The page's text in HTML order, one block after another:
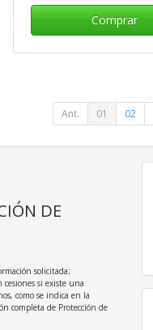
Comprar
Ant. 01 02
DE
solicitada;
cesiones si existe una
como se indica en la
completa de Protección de